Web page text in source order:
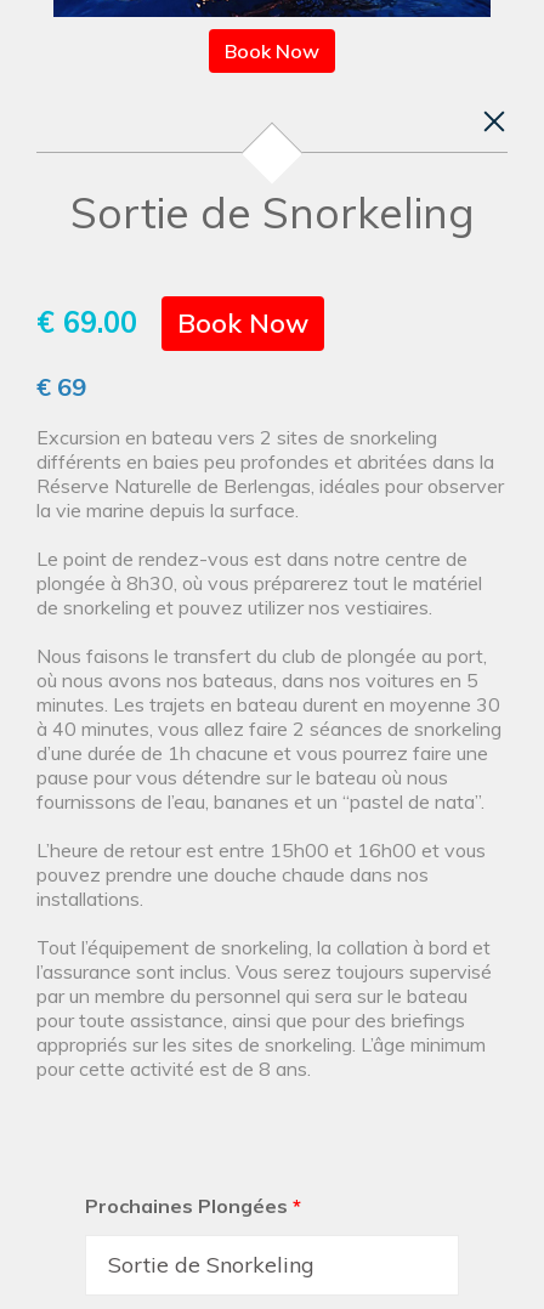
Book Now
Sortie de Snorkeling
€ 69.00 Book Now
€ 69
Excursion en bateau vers 2 sites de snorkeling
différents en baies peu profondes et abritées dans la
Réserve Naturelle de Berlengas, idéales pour observer
la vie marine depuis la surface.
Le point de rendez-vous est dans notre centre de
plongée à 8h30, où vous préparerez tout le matériel
de snorkeling et pouvez utilizer nos vestiaires.
Nous faisons le transfert du club de plongée au port,
où nous avons nos bateaus, dans nos voitures en 5
minutes. Les trajets en bateau durent en moyenne 30
à 40 minutes, vous allez faire 2 séances de snorkeling
d’une durée de 1h chacune et vous pourrez faire une
pause pour vous détendre sur le bateau où nous
fournissons de l’eau, bananes et un “pastel de nata”.
L’heure de retour est entre 15h00 et 16h00 et vous
pouvez prendre une douche chaude dans nos
installations.
Tout l’équipement de snorkeling, la collation à bord et
l’assurance sont inclus. Vous serez toujours supervisé
par un membre du personnel qui sera sur le bateau
pour toute assistance, ainsi que pour des briefings
appropriés sur les sites de snorkeling. L’âge minimum
pour cette activité est de 8 ans.
Prochaines Plongées *